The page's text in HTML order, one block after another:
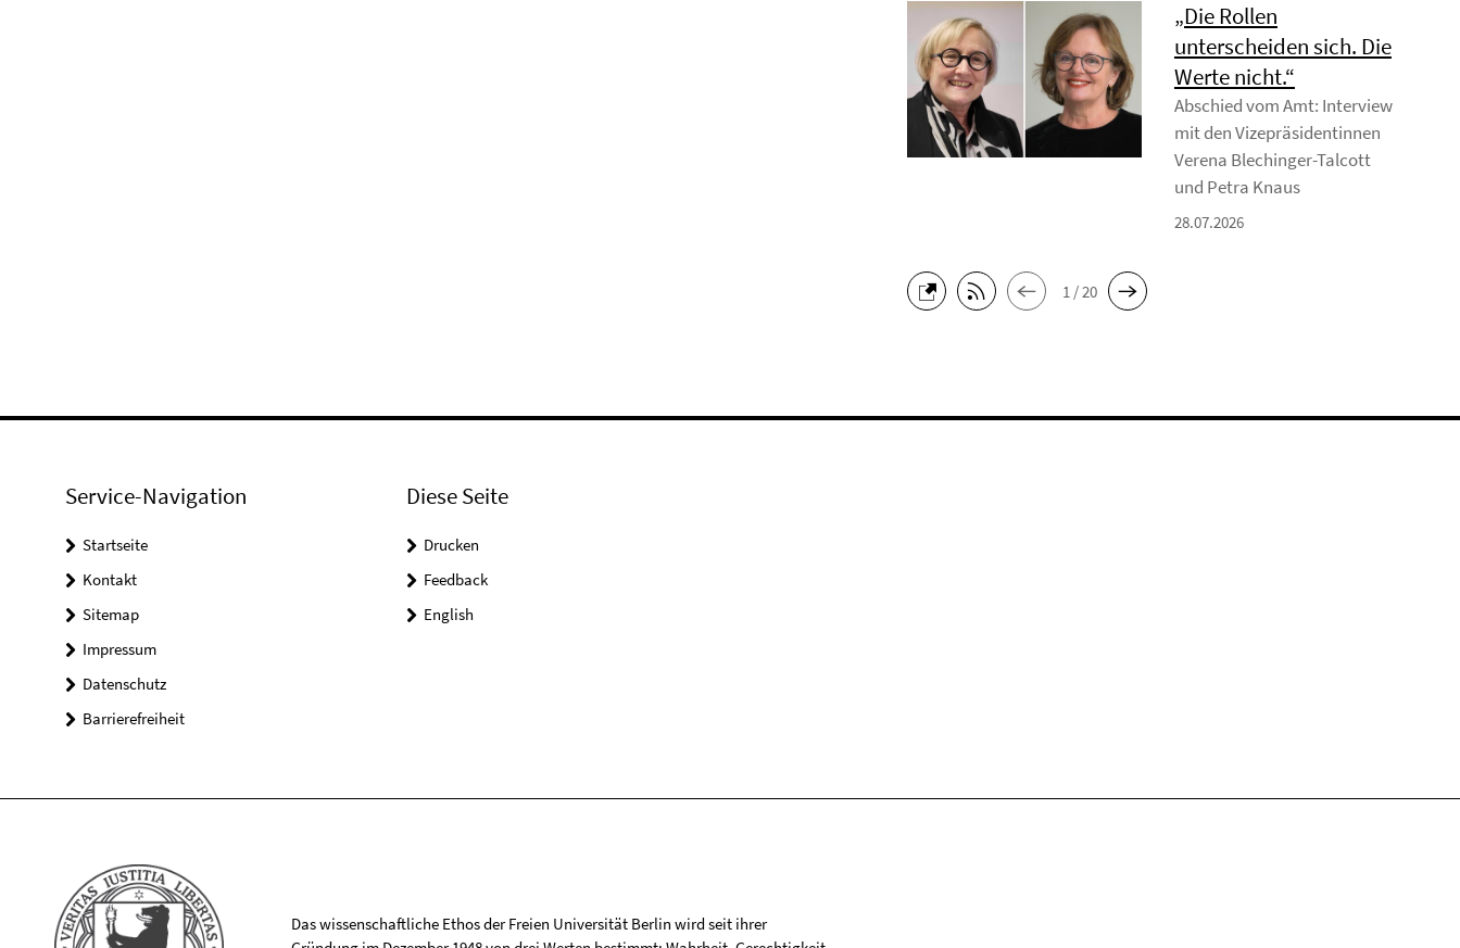
„Die Rollen
unterscheiden sich. Die
Werte nicht.“
Abschied vom Amt: Interview
mit den Vizepräsidentinnen
Verena Blechinger-Talcott
und Petra Knaus
28.07.2026
1 / 20
Service-Navigation
Startseite
Kontakt
Sitemap
Impressum
Datenschutz
Barrierefreiheit
Diese Seite
Drucken
Feedback
English
Das wissenschaftliche Ethos der Freien Universität Berlin wird seit ihrer